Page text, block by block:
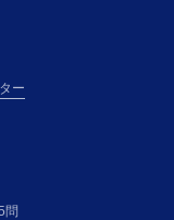
します。
講座を勤務先等の所
）を通じて申し込
づく義務を負うもの
希望者に対して、
ー
問